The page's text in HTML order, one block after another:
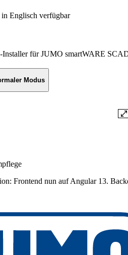
Englisch verfügbar
Installer für JUMO smartWARE
Modus
Frontend nun auf Angular 13.